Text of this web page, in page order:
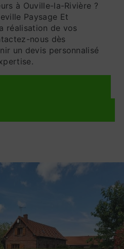
à Ouville-la-Rivière ?
Paysage Et
réalisation de vos
nous dès
un devis personnalisé